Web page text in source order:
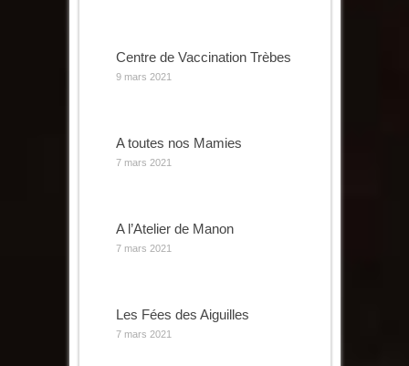
Centre de Vaccination Trèbes
9 mars 2021
A toutes nos Mamies
7 mars 2021
A l’Atelier de Manon
7 mars 2021
Les Fées des Aiguilles
7 mars 2021